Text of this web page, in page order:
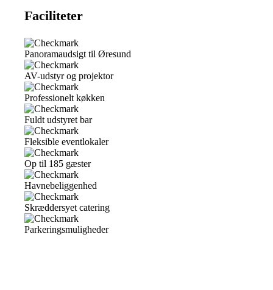
Faciliteter
Panoramaudsigt til Øresund
AV-udstyr og projektor
Professionelt køkken
Fuldt udstyret bar
Fleksible eventlokaler
Op til 185 gæster
Havnebeliggenhed
Skræddersyet catering
Parkeringsmuligheder